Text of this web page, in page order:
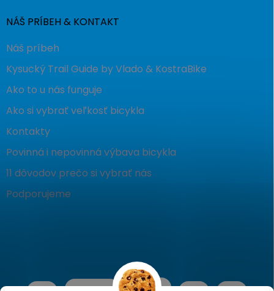
NÁŠ PRÍBEH & KONTAKT
Náš príbeh
Kysucký Trail Guide by Vlado & KostraBike
Ako to u nás funguje
Ako si vybrať veľkosť bicykla
Kontakty
Povinná i nepovinná výbava bicykla
11 dôvodov prečo si vybrať nás
Podporujeme